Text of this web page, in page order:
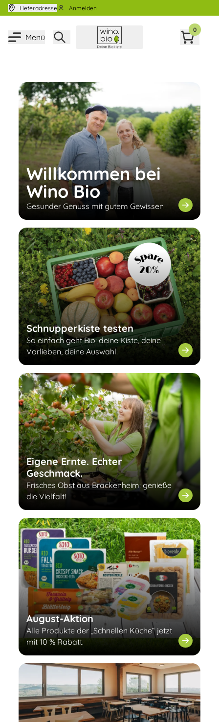
Zum Inhalt springen
Lieferadresse Anmelden
Menü
0
Willkommen bei
Wino Bio
Gesunder Genuss mit gutem Gewissen
Schnupperkiste testen
So einfach geht Bio: deine Kiste, deine
Vorlieben, deine Auswahl.
Eigene Ernte. Echter
Geschmack.
Frisches Obst aus Brackenheim: genieße
die Vielfalt!
August-Aktion
Alle Produkte der „Schnellen Küche“ jetzt
mit 10 % Rabatt.